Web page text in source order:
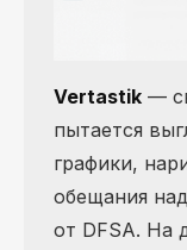
Vertastik —
пытается
графики,
обещания
от DFSA. На